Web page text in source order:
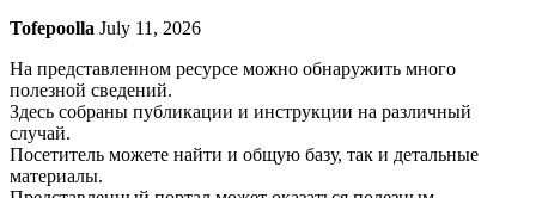
Tofepoolla July 11, 2026
На представленном ресурсе можно обнаружить много
полезной сведений.
Здесь собраны публикации и инструкции на различный
случай.
Посетитель можете найти и общую базу, так и детальные
материалы.